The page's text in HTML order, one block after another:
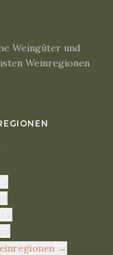
Weingüter und
Weinregionen
→